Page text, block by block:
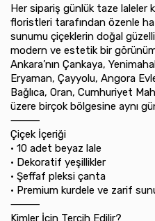
Her sipariş günlük taze laleler
floristleri tarafından özenle
sunumu çiçeklerin doğal
modern ve estetik bir görünüm
Ankara’nın Çankaya,
Eryaman, Çayyolu, Angora
Bağlıca, Oran, Cumhuriyet
üzere birçok bölgesine aynı
⸻
Çiçek İçeriği
•⁠ ⁠10 adet beyaz lale
•⁠ ⁠Dekoratif yeşillikler
•⁠ ⁠Şeffaf pleksi çanta
•⁠ ⁠Premium kurdele ve zarif
⸻
Kimler İçin Tercih Edilir?